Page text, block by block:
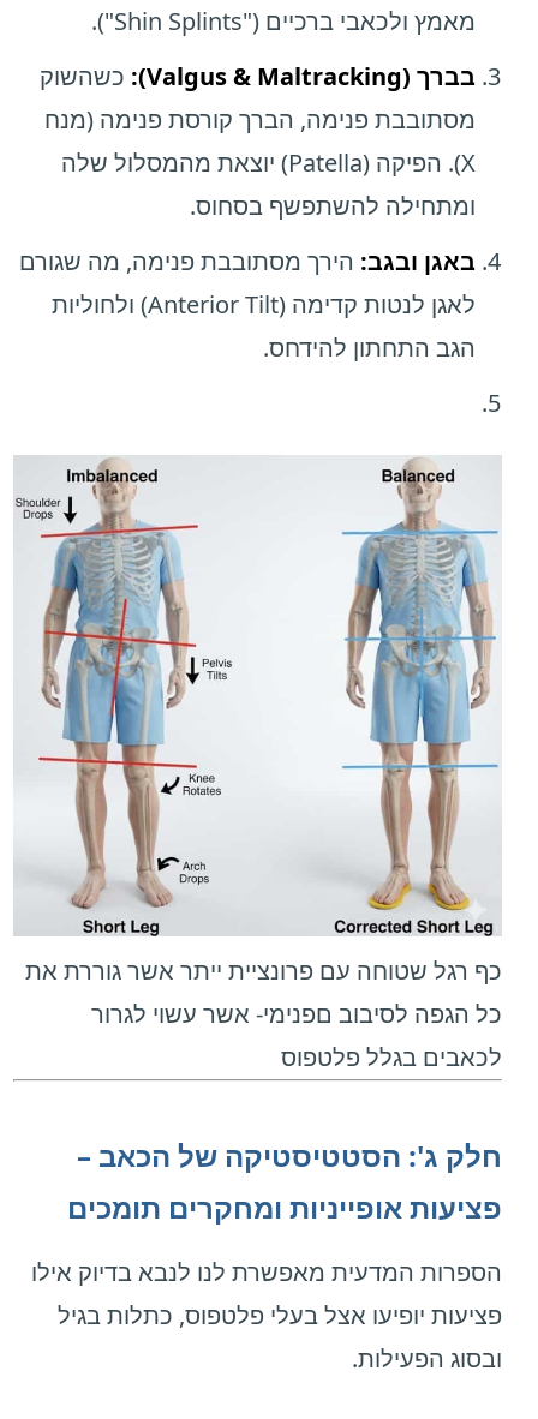
מאמץ ולכאבי ברכיים ("Shin Splints").
בברך (Valgus & Maltracking):
כשהשוק
מסתובבת פנימה, הברך קורסת פנימה (מנח
X). הפיקה (Patella) יוצאת מהמסלול שלה
ומתחילה להשתפשף בסחוס.
באגן ובגב: הירך מסתובבת פנימה, מה שגורם
לאגן לנטות קדימה (Anterior Tilt) ולחוליות
הגב התחתון להידחס.
כף רגל שטוחה עם פרונציית ייתר אשר גוררת את
כל הגפה לסיבוב םפנימי- אשר עשוי לגרור
לכאבים בגלל פלטפוס
חלק ג': הסטטיסטיקה של הכאב –
פציעות אופייניות ומחקרים תומכים
הספרות המדעית מאפשרת לנו לנבא בדיוק אילו
פציעות יופיעו אצל בעלי פלטפוס, כתלות בגיל
ובסוג הפעילות.